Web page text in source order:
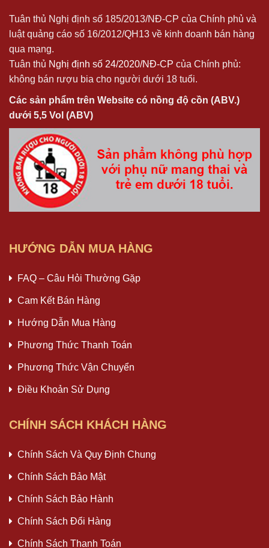
Tuân thủ Nghị định số 185/2013/NĐ-CP của Chính phủ và
luật quảng cáo số 16/2012/QH13 về kinh doanh bán hàng
qua mạng.
Tuân thủ Nghị định số 24/2020/NĐ-CP của Chính phủ:
không bán rượu bia cho người dưới 18 tuổi.
Các sản phẩm trên Website có nồng độ cồn (ABV.)
dưới 5,5 Vol (ABV)
HƯỚNG DẪN MUA HÀNG
FAQ – Câu Hỏi Thường Gặp
Cam Kết Bán Hàng
Hướng Dẫn Mua Hàng
Phương Thức Thanh Toán
Phương Thức Vận Chuyển
Điều Khoản Sử Dụng
CHÍNH SÁCH KHÁCH HÀNG
Chính Sách Và Quy Định Chung
Chính Sách Bảo Mật
Chính Sách Bảo Hành
Chính Sách Đổi Hàng
Chính Sách Thanh Toán